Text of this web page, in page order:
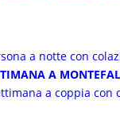
a notte con
A
a coppia con